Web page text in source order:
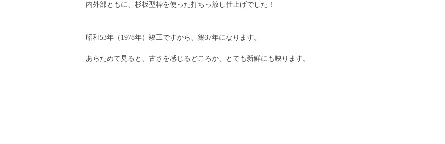
内外部ともに、杉板型枠を使った打ちっ放し仕上げでした！
昭和53年（1978年）竣工ですから、築37年になります。
あらためて見ると、古さを感じるどころか、とても新鮮にも映ります。